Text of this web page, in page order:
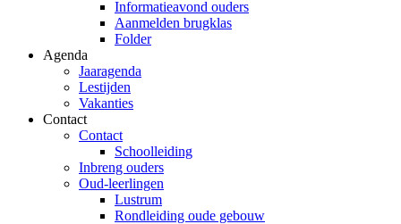
Informatieavond ouders
Aanmelden brugklas
Folder
Agenda
Jaaragenda
Lestijden
Vakanties
Contact
Contact
Schoolleiding
Inbreng ouders
Oud-leerlingen
Lustrum
Rondleiding oude gebouw